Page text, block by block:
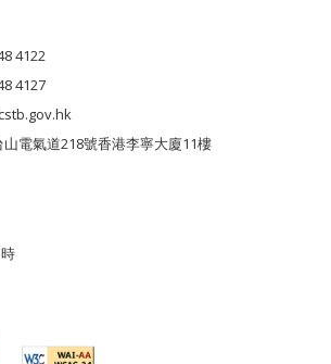
4122
4127
電氣道218號香港李寧大廈11樓